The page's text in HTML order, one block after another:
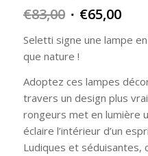
€83,00 Original
was:
€83,00.
€65,00
is:
Seletti signe une lampe
que nature !
Adoptez ces lampes
travers un design plus
rongeurs met en lumière
éclaire l’intérieur d’un
Ludiques et séduisantes,